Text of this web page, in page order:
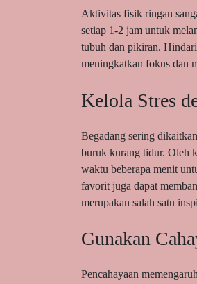
Aktivitas fisik ringan
setiap 1-2 jam untuk
tubuh dan pikiran.
meningkatkan fokus dan
Kelola Stres
Begadang sering
buruk kurang tidur. Oleh
waktu beberapa menit
favorit juga dapat
merupakan salah satu
Gunakan
Pencahayaan